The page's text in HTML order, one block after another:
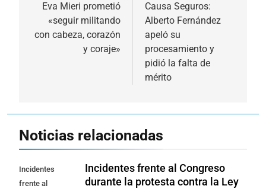
de
entradas
Eva Mieri prometió
«seguir militando
con cabeza, corazón
y coraje»
Causa Seguros:
Alberto Fernández
apeló su
procesamiento y
pidió la falta de
mérito
Noticias relacionadas
Incidentes
frente al
Incidentes frente al Congreso
durante la protesta contra la Ley